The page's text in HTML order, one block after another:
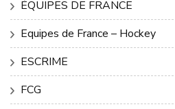
ÉQUIPES DE FRANCE
Equipes de France – Hockey
ESCRIME
FCG